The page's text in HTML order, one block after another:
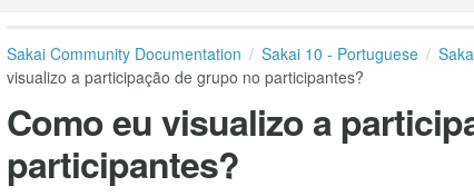
Sakai Community Documentation Sakai 10 - Portuguese
visualizo a participação de grupo no participantes?
Como eu visualizo a
participantes?